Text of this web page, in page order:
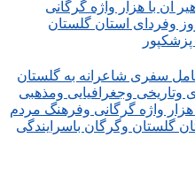
کامل سفری شاعرانه به گلستان
وجغرافیایی ومذهبی
هزار واژه گرگانی وفرهنگ مردم
گلستان وگرگان باسرایندگی